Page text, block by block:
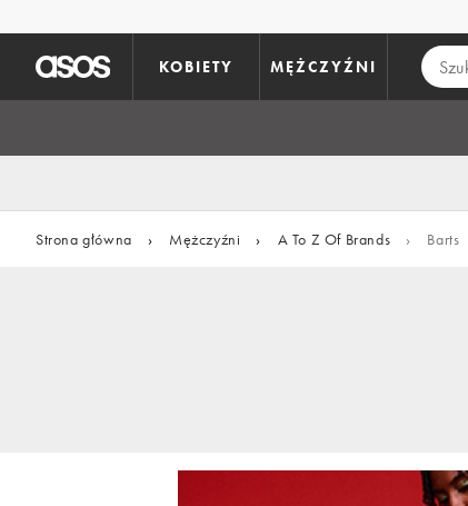
KOBIETY MĘŻCZYŹNI
Strona główna › Mężczyźni › A To Z Of Brands › Barts